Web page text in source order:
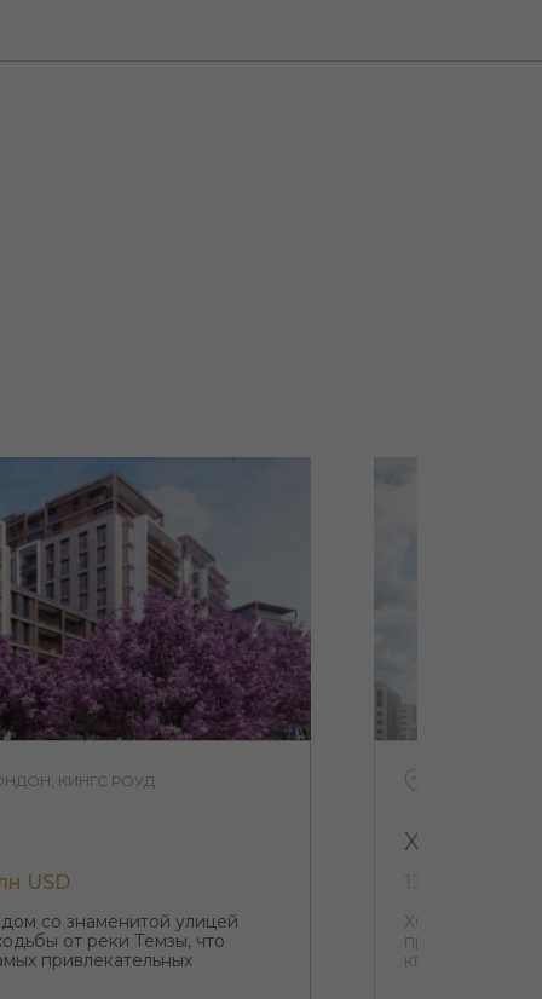
КИНГС РОУД
USD
со знаменитой улицей
от реки Темзы, что
привлекательных
XCP
132 979 USD
XCP
представлять
квартиры